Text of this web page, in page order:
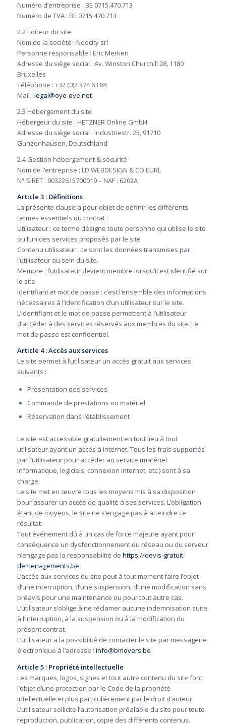
Numéro d’entreprise : BE 0715.470.713
Numéro de TVA : BE 0715.470.713
2.2 Editeur du site
Nom de la société : Neocity srl
Personne responsable : Eric Merken
Adresse du siège social : Av. Winston Churchill 28, 1180
Bruxelles
Téléphone : +32 (0)2 374 63 84
Mail : legal@oye-oye.net
2.3 Hébergement du site
Hébergeur du site : HETZNER Online GmbH
Adresse du siège social : Industriestr. 25, 91710
Gunzenhausen, Deutschland
2.4 Gestion hébergement & sécurité
Nom de l’entreprise : LD WEBDESIGN & CO EURL
N° SIRET : 90322615700019 – NAF : 6202A
Article 3 : Définitions
La présente clause a pour objet de définir les différents
termes essentiels du contrat :
Utilisateur : ce terme désigne toute personne qui utilise le site
ou l’un des services proposés par le site
Contenu utilisateur : ce sont les données transmises par
l’utilisateur au sein du site.
Membre : l’utilisateur devient membre lorsqu’il est identifié sur
le site.
Identifiant et mot de passe : c’est l’ensemble des informations
nécessaires à l’identification d’un utilisateur sur le site.
L’identifiant et le mot de passe permettent à l’utilisateur
d’accéder à des services réservés aux membres du site. Le
mot de passe est confidentiel.
Article 4 : Accès aux services
Le site permet à l’utilisateur un accès gratuit aux services
suivants :
Présentation des services
Commande de prestations ou matériel
Réservation dans l’établissement
Le site est accessible gratuitement en tout lieu à tout
utilisateur ayant un accès à Internet. Tous les frais supportés
par l’utilisateur pour accéder au service (matériel
informatique, logiciels, connexion Internet, etc.) sont à sa
charge.
Le site met en œuvre tous les moyens mis à sa disposition
pour assurer un accès de qualité à ses services. L’obligation
étant de moyens, le site ne s’engage pas à atteindre ce
résultat.
Tout événement dû à un cas de force majeure ayant pour
conséquence un dysfonctionnement du réseau ou du serveur
n’engage pas la responsabilité de https://devis-gratuit-
demenagements.be
L’accès aux services du site peut à tout moment faire l’objet
d’une interruption, d’une suspension, d’une modification sans
préavis pour une maintenance ou pour tout autre cas.
L’utilisateur s’oblige à ne réclamer aucune indemnisation suite
à l’interruption, à la suspension ou à la modification du
présent contrat.
L’utilisateur a la possibilité de contacter le site par messagerie
électronique à l’adresse : info@bmovers.be
Article 5 : Propriété intellectuelle
Les marques, logos, signes et tout autre contenu du site font
l’objet d’une protection par le Code de la propriété
intellectuelle et plus particulièrement par le droit d’auteur.
L’utilisateur sollicite l’autorisation préalable du site pour toute
reproduction, publication, copie des différents contenus.